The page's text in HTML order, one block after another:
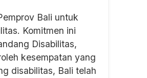
Bali untuk
Komitmen ini
Disabilitas,
kesempatan yang
disabilitas, Bali telah